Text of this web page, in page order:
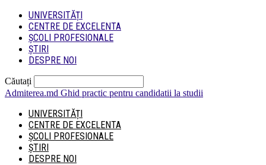
UNIVERSITĂȚI
CENTRE DE EXCELENTA
ȘCOLI PROFESIONALE
ȘTIRI
DESPRE NOI
Căutați
Admiterea.md Ghid practic pentru candidatii la studii
UNIVERSITĂȚI
CENTRE DE EXCELENTA
ȘCOLI PROFESIONALE
ȘTIRI
DESPRE NOI